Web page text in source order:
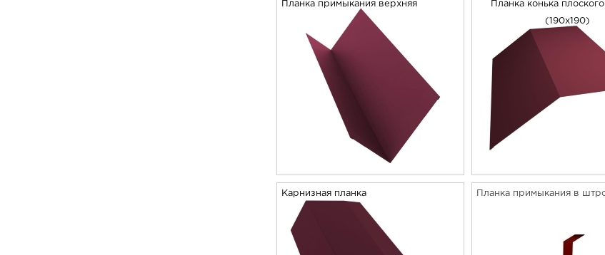
Планка примыкания верхняя Планка конька
(190х190)
Карнизная планка Планка примыкания в